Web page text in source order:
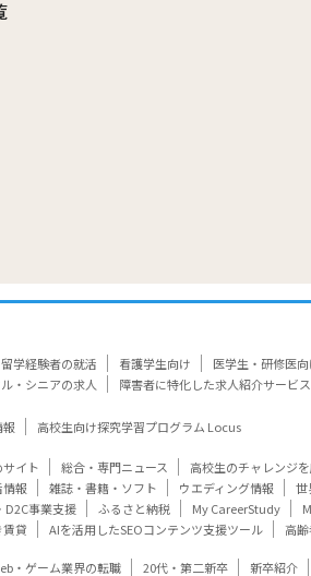
留学経験者の就活 看護学生向け 医学生・研修医向
・シニアの求人 障害者に特化した求人紹介サービス
高校生向け探究学習プログラム Locus
イト 総合・専門ニュース 高校生のチャレンジ
報
雑誌・書籍・ソフト ウエディング情報 世
D2C事業支援
ふるさと納税 My CareerStudy
貸
AIを活用したSEOコンテンツ支援ツール 高
・ゲーム業界の転職 20代・第二新卒 新卒紹介